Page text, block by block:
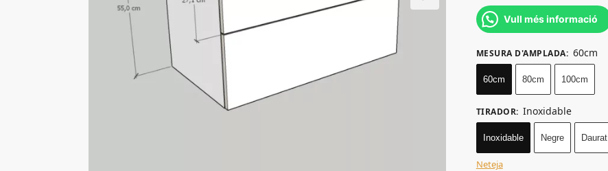
Vull més informació
MESURA D'AMPLADA: 60cm
60cm 80cm 100cm
TIRADOR: Inoxidable
Inoxidable Negre Daurat
Neteja